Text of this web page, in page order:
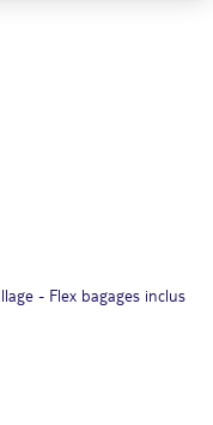
- Flex bagages inclus